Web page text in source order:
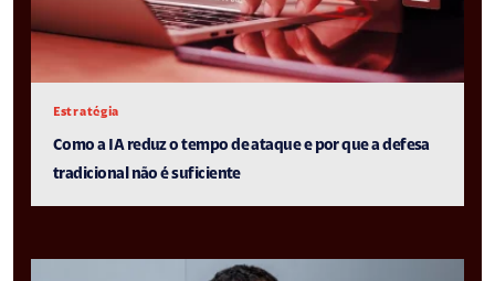
Estratégia
Como a IA reduz o tempo de ataque e por que a defesa
tradicional não é suficiente